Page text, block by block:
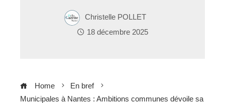
Christelle POLLET
18 décembre 2025
Home
En bref
Municipales à Nantes : Ambitions communes dévoile sa